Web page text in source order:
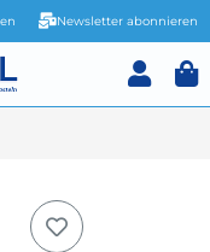
Newsletter abonnieren